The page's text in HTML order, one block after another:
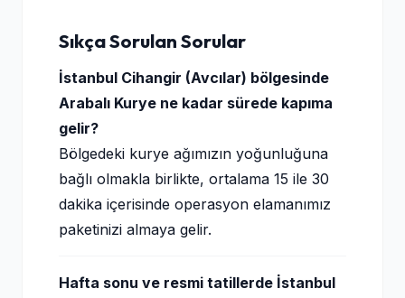
Sıkça Sorulan Sorular
İstanbul Cihangir (Avcılar) bölgesinde
Arabalı Kurye ne kadar sürede kapıma
gelir?
Bölgedeki kurye ağımızın yoğunluğuna
bağlı olmakla birlikte, ortalama 15 ile 30
dakika içerisinde operasyon elamanımız
paketinizi almaya gelir.
Hafta sonu ve resmi tatillerde İstanbul